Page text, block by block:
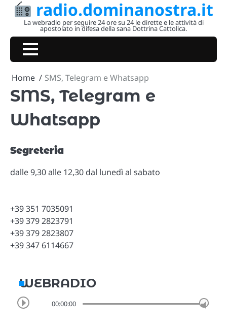
Skip
radio.dominanostra.it
La webradio per seguire 24 ore su 24 le dirette e le attività di
apostolato in difesa della sana Dottrina Cattolica.
Home SMS, Telegram e Whatsapp
SMS, Telegram e
Whatsapp
Segreteria
dalle 9,30 alle 12,30 dal lunedì al sabato
+39 351 7035091
+39 379 2823791
+39 379 2823807
+39 347 6114667
WEBRADIO
00:00:00